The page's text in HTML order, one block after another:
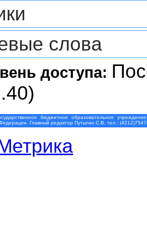
слова
доступа:
бюджетное образовательное
Главный редактор Путыгин С.В. тел.: